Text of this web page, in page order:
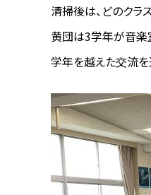
清掃後は、どのクラ
黄団は3学年が音楽
学年を越えた交流